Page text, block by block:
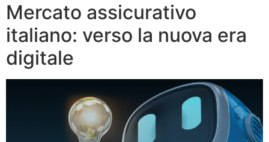
Mercato assicurativo
italiano: verso la nuova era
digitale